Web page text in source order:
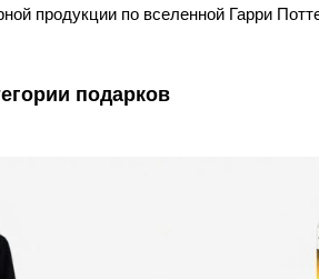
продукции по вселенной Гарри
подарков